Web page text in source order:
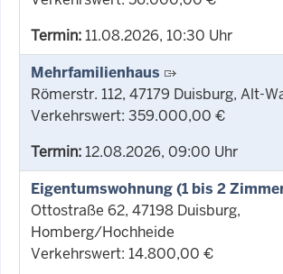
Termin:11.08.2026, 10:30 Uhr
Mehrfamilienhaus
Römerstr. 112, 47179 Duisburg, Alt-
Verkehrswert: 359.000,00 €
Termin:12.08.2026, 09:00 Uhr
Eigentumswohnung (1 bis 2
Ottostraße 62, 47198 Duisburg,
Homberg/Hochheide
Verkehrswert: 14.800,00 €